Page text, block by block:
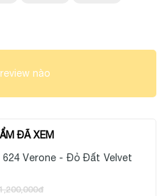
nào
ĐÃ XEM
624 Verone - Đỏ Đất Velvet